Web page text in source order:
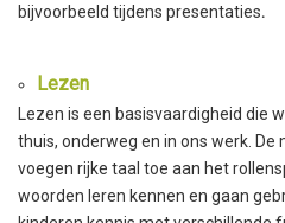
bijvoorbeeld tijdens presentaties.
Lezen
Lezen is een basisvaardigheid die
thuis, onderweg en in ons werk.
voegen rijke taal toe aan het
woorden leren kennen en gaan